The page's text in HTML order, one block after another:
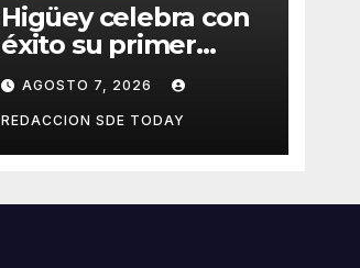
Higüey celebra con
éxito su primer
Festival de Belleza y
Emprendimiento
AGOSTO 7, 2026
REDACCION SDE TODAY